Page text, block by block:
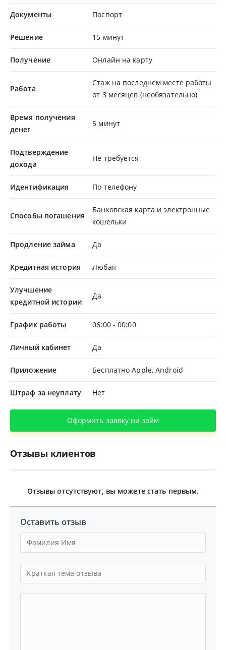
Документы Паспорт
Решение 15 минут
Получение Онлайн на карту
Работа
Стаж на последнем месте работы
от 3 месяцев (необязательно)
Время получения
денег
5 минут
Подтверждение
дохода
Не требуется
Идентификация По телефону
Способы погашения
Банковская карта и электронные
кошельки
Продление займа Да
Кредитная история Любая
Улучшение
кредитной истории
Да
График работы 06:00 - 00:00
Личный кабинет Да
Приложение Бесплатно Apple, Android
Штраф за неуплату Нет
Оформить заявку на займ
Отзывы клиентов
Отзывы отсутствуют, вы можете стать первым.
Оставить отзыв